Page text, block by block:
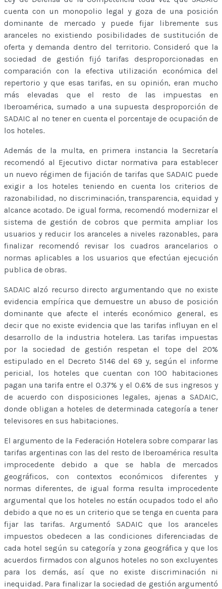
cuenta con un monopolio legal y goza de una posición
dominante de mercado y puede fijar libremente sus
aranceles no existiendo posibilidades de sustitución de
oferta y demanda dentro del territorio. Consideró que la
sociedad de gestión fijó tarifas desproporcionadas en
comparación con la efectiva utilización económica del
repertorio y que esas tarifas, en su opinión, eran mucho
más elevadas que el resto de las impuestas en
Iberoamérica, sumado a una supuesta desproporción de
SADAIC al no tener en cuenta el porcentaje de ocupación de
los hoteles.
Además de la multa, en primera instancia la Secretaría
recomendó al Ejecutivo dictar normativa para establecer
un nuevo régimen de fijación de tarifas que SADAIC puede
exigir a los hoteles teniendo en cuenta los criterios de
razonabilidad, no discriminación, transparencia, equidad y
alcance acotado. De igual forma, recomendó modernizar el
sistema de gestión de cobros que permita ampliar los
usuarios y reducir los aranceles a niveles razonables, para
finalizar recomendó revisar los cuadros arancelarios o
normas aplicables a los usuarios que efectúan ejecución
publica de obras.
SADAIC alzó recurso directo argumentando que no existe
evidencia empírica que demuestre un abuso de posición
dominante que afecte el interés económico general, es
decir que no existe evidencia que las tarifas influyan en el
desarrollo de la industria hotelera. Las tarifas impuestas
por la sociedad de gestión respetan el tope del 20%
estipulado en el Decreto 5146 del 69 y, según el informe
pericial, los hoteles que cuentan con 100 habitaciones
pagan una tarifa entre el 0.37% y el 0.6% de sus ingresos y
de acuerdo con disposiciones legales, ajenas a SADAIC,
donde obligan a hoteles de determinada categoría a tener
televisores en sus habitaciones.
El argumento de la Federación Hotelera sobre comparar las
tarifas argentinas con las del resto de Iberoamérica resulta
improcedente debido a que se habla de mercados
geográficos, con contextos económicos diferentes y
normas diferentes, de igual forma resulta improcedente
argumental que los hoteles no están ocupados todo el año
debido a que no es un criterio que se tenga en cuenta para
fijar las tarifas. Argumentó SADAIC que los aranceles
impuestos obedecen a las condiciones diferenciadas de
cada hotel según su categoría y zona geográfica y que los
acuerdos firmados con algunos hoteles no son excluyentes
para los demás, así que no existe discriminación ni
inequidad. Para finalizar la sociedad de gestión argumentó